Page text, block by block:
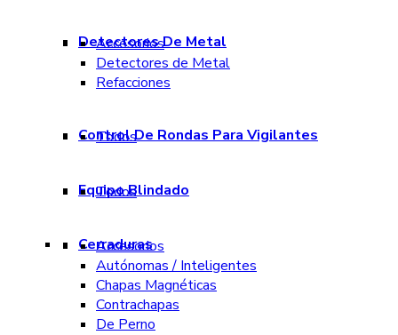
Detectores De Metal
Accesorios
Detectores de Metal
Refacciones
Control De Rondas Para Vigilantes
Todos
Equipo Blindado
Todos
Cerraduras
Accesorios
Autónomas / Inteligentes
Chapas Magnéticas
Contrachapas
De Perno